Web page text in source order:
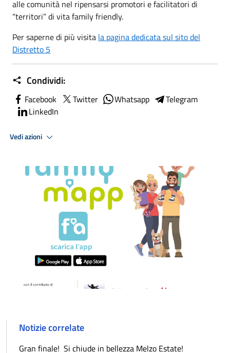
alle comunità nel ripensarsi promotori e facilitatori di
“territori” di vita family friendly.
Per saperne di più visita la pagina dedicata sul sito del
Distretto 5
Condividi:
Facebook Twitter Whatsapp
Telegram
LinkedIn
Vedi azioni
Notizie correlate
Gran finale! Si chiude in bellezza Melzo Estate!